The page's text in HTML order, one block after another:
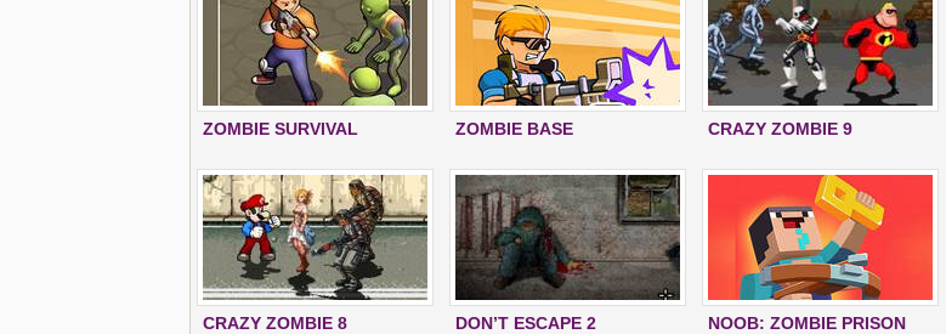
ZOMBIE SURVIVAL ZOMBIE BASE CRAZY ZOMBIE 9
CRAZY ZOMBIE 8 DON’T ESCAPE 2
NOOB: ZOMBIE PRISON